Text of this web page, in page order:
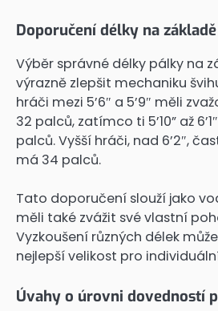
Doporučení délky na
Výběr správné délky pálky na
výrazně zlepšit mechaniku
hráči mezi 5’6″ a 5’9″ měli
32 palců, zatímco ti 5’10” až
palců. Vyšší hráči, nad 6’2″,
má 34 palců.
Tato doporučení slouží jako
měli také zvážit své vlastní
Vyzkoušení různých délek
nejlepší velikost pro
Úvahy o úrovni dovedností